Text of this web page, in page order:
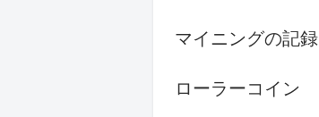
マイニングの記録
ローラーコイン